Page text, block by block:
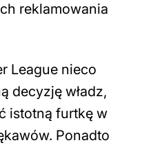
reklamowania
League nieco
decyzję władz,
istotną furtkę w
Ponadto